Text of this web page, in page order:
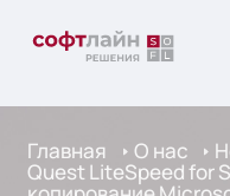
Главная О нас
Quest LiteSpeed for